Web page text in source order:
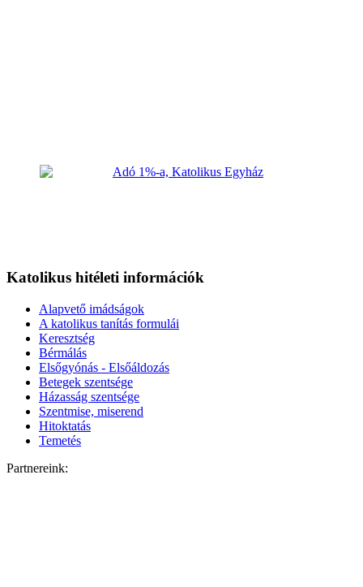
Katolikus hitéleti információk
Alapvető imádságok
A katolikus tanítás formulái
Keresztség
Bérmálás
Elsőgyónás - Elsőáldozás
Betegek szentsége
Házasság szentsége
Szentmise, miserend
Hitoktatás
Temetés
Partnereink: